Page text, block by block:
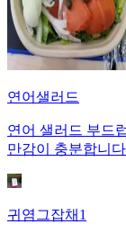
연어샐러드
연어 샐러드 부드
만감이 충분합니
귀염그잡채1